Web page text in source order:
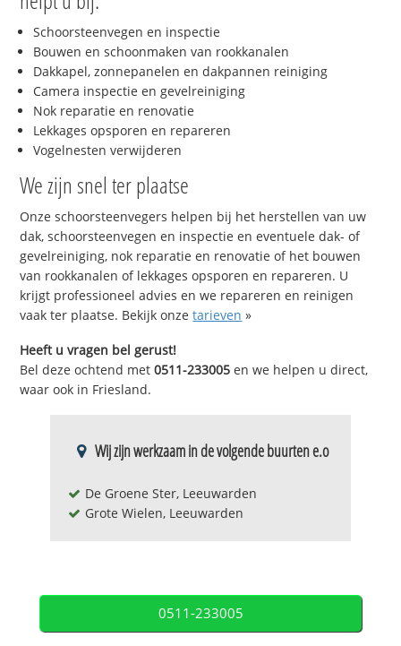
Schoorsteenvegen en inspectie
Bouwen en schoonmaken van rookkanalen
Dakkapel, zonnepanelen en dakpannen reiniging
Camera inspectie en gevelreiniging
Nok reparatie en renovatie
Lekkages opsporen en repareren
Vogelnesten verwijderen
We zijn snel ter plaatse
Onze schoorsteenvegers helpen bij het herstellen van uw
dak, schoorsteenvegen en inspectie en eventuele dak- of
gevelreiniging, nok reparatie en renovatie of het bouwen
van rookkanalen of lekkages opsporen en repareren. U
krijgt professioneel advies en we repareren en reinigen
vaak ter plaatse. Bekijk onzetarieven »
Heeft u vragen bel gerust!
Bel deze ochtend met0511-233005 en we helpen u direct,
waar ook in Friesland.
Wij zijn werkzaam in de volgende buurten e.o
De Groene Ster, Leeuwarden
Grote Wielen, Leeuwarden
0511-233005